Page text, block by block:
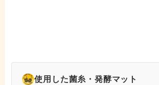
使用した菌糸・発酵マット